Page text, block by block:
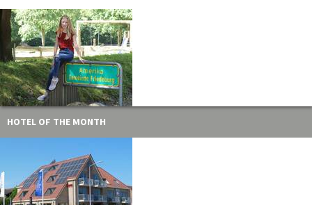
Stellen Sie die Geografie "auf den Kopf" und wandern zwischen
HOTEL OF THE MONTH